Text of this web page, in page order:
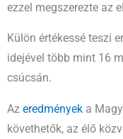
ezzel megszerezte az
Külön értékessé teszi
idejével több mint 16
csúcsán.
Az eredmények a
követhetők, az élő